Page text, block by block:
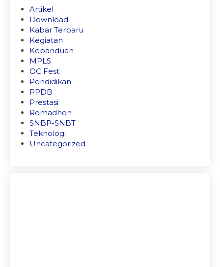
Artikel
Download
Kabar Terbaru
Kegiatan
Kepanduan
MPLS
OC Fest
Pendidikan
PPDB
Prestasi
Romadhon
SNBP-SNBT
Teknologi
Uncategorized